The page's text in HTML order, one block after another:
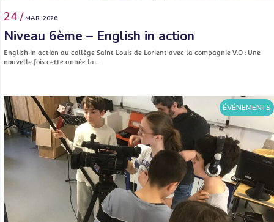
24 / MAR. 2026
Niveau 6ème – English in action
English in action au collège Saint Louis de Lorient avec la compagnie V.O : Une
nouvelle fois cette année la…
ÉVÉNEMENTS